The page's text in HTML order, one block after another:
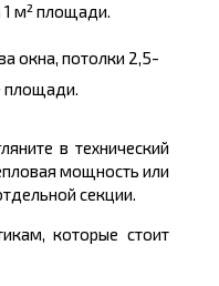
1 м² площади.
окна, потолки 2,5-
площади.
в технический
мощность или
секции.
которые стоит